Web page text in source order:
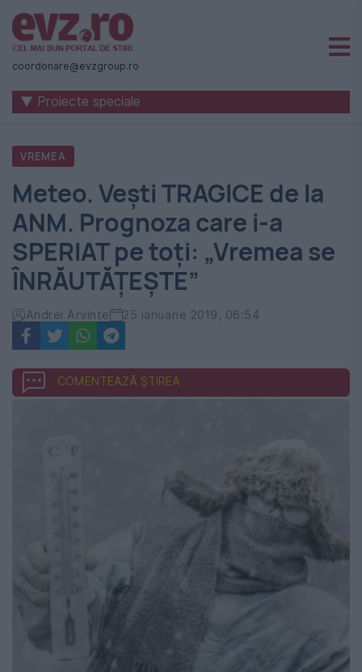
Știri
naționale
internaționale
România
-
Evenimentul
Zilei
coordonare@evzgroup.ro
▼ Proiecte speciale
VREMEA
Meteo. Vești TRAGICE de la
ANM. Prognoza care i-a
SPERIAT pe toți: „Vremea se
ÎNRĂUTĂȚEȘTE”
Andrei Arvinte 25 ianuarie 2019, 06:54
COMENTEAZĂ ȘTIREA